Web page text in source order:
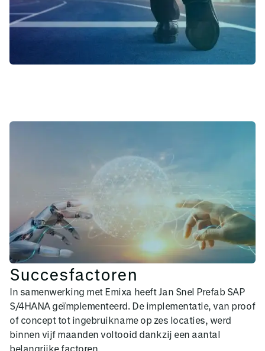
Succesfactoren
In samenwerking met Emixa heeft Jan Snel Prefab SAP
S/4HANA geïmplementeerd. De implementatie, van proof
of concept tot ingebruikname op zes locaties, werd
binnen vijf maanden voltooid dankzij een aantal
belangrijke factoren.